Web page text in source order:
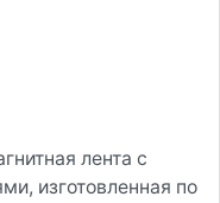
лента с
изготовленная по